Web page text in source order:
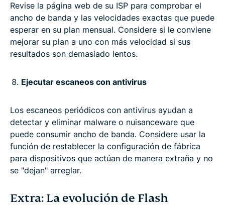
Revise la página web de su ISP para comprobar el
ancho de banda y las velocidades exactas que puede
esperar en su plan mensual. Considere si le conviene
mejorar su plan a uno con más velocidad si sus
resultados son demasiado lentos.
Ejecutar escaneos con antivirus
Los escaneos periódicos con antivirus ayudan a
detectar y eliminar malware o nuisanceware que
puede consumir ancho de banda. Considere usar la
función de restablecer la configuración de fábrica
para dispositivos que actúan de manera extraña y no
se "dejan" arreglar.
Extra: La evolución de Flash